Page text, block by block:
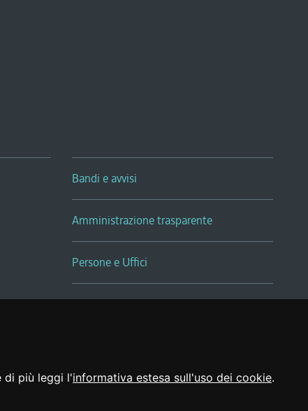
di più leggi l'informativa estesa sull'uso dei cookie.
Bandi e avvisi
Amministrazione trasparente
Persone e Uffici
Sala Tiziano Tessitori
Realizzato da